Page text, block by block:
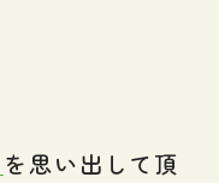
を思い出して頂